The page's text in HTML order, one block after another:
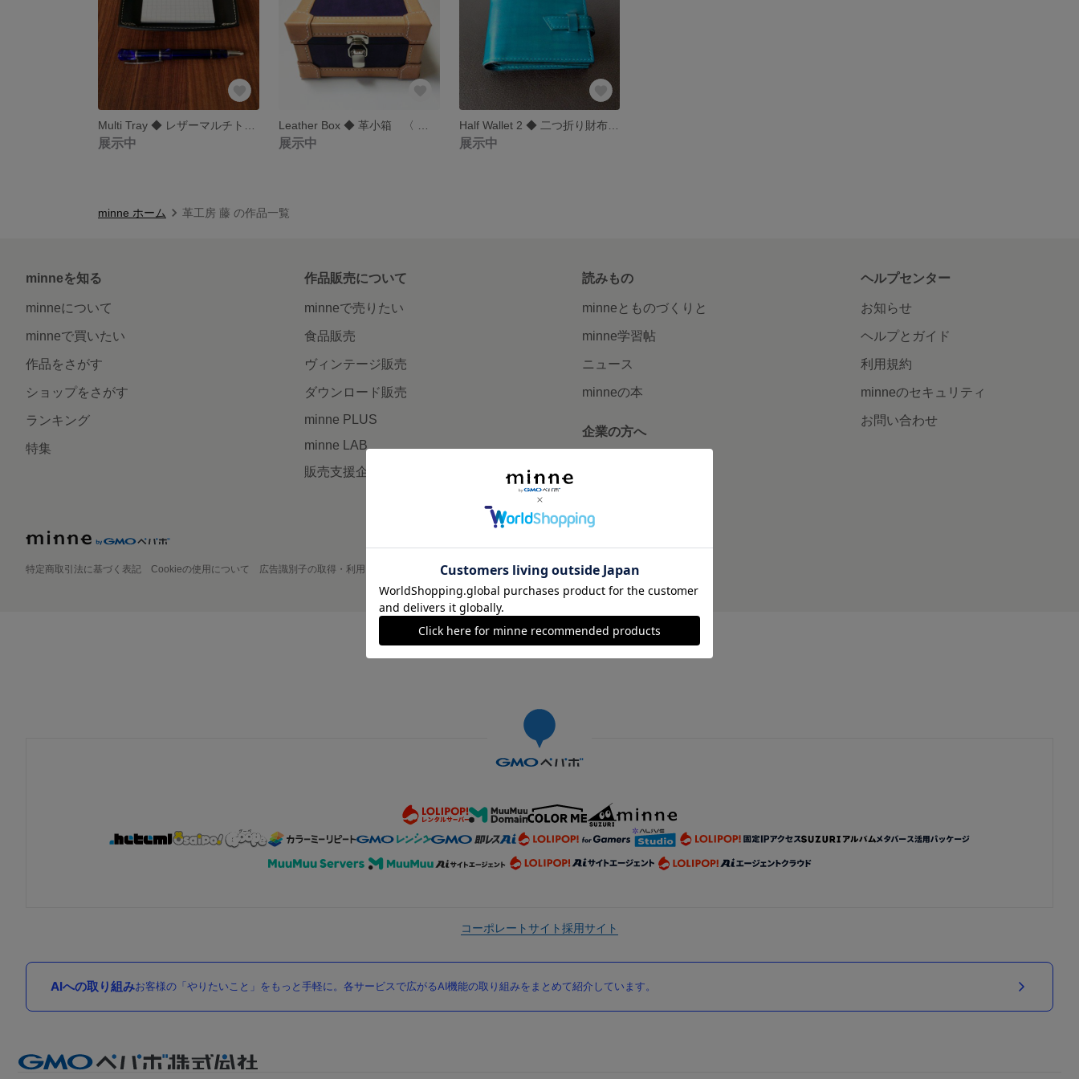
展示中 展示中
Half Wallet 2 ◆ 二つ折り財布 〈 手染め・手縫い 〉
展示中
minne ホーム 革工房 藤 の作品一覧
minneを知る
minneについて
minneで買いたい
作品をさがす
ショップをさがす
ランキング
特集
作品販売について
minneで売りたい
食品販売
ヴィンテージ販売
ダウンロード販売
minne PLUS
minne LAB
販売支援企画・イベント
読みもの
minneとものづくりと
minne学習帖
ニュース
minneの本
企業の方へ
ヘルプセンター
お知らせ
ヘルプとガイド
利用規約
minneのセキュリティ
お問い合わせ
特定商取引法に基づく表記 Cookieの使用について 広告識別子の取得・利用 プライバシーポリシー 会社概要 採用情報 メディアキット
©GMO Pepabo, Inc. All rights reserved.
コーポレートサイト採用サイト
AIへの取り組みお客様の「やりたいこと」をもっと手軽に。各サービスで広がるAI機能の取り組みをまとめて紹介しています。